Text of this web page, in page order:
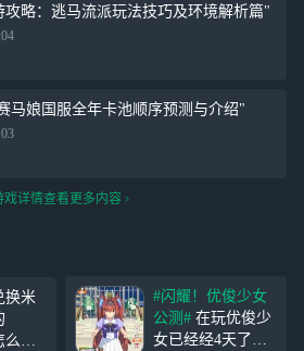
攻略：逃马流派玩法技巧及环境解析篇"
马娘国服全年卡池顺序预测与介绍"
戏详情查看更多内容
换米
么会
#闪耀！优俊少女
公测# 在玩优俊少
女已经经4天了，